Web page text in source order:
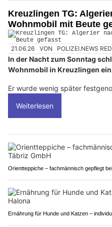
Kreuzlingen TG:
Wohnmobil mit Beute
21.06.26 VON POLIZEI.NEWS
In der Nacht zum Sonntag
Wohnmobil in Kreuzlingen
Er wurde wenig später
Weiterlesen
Orientteppiche – fachmännisch gepflegt
Ernährung für Hunde und Katzen –